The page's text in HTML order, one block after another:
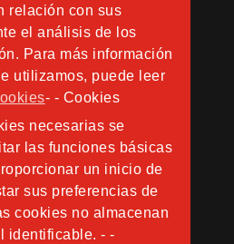
relación con sus
el análisis de los
Para más información
utilizamos, puede leer
- - Cookies
necesarias se
las funciones básicas
un inicio de
sus preferencias de
cookies no almacenan
identificable. - -